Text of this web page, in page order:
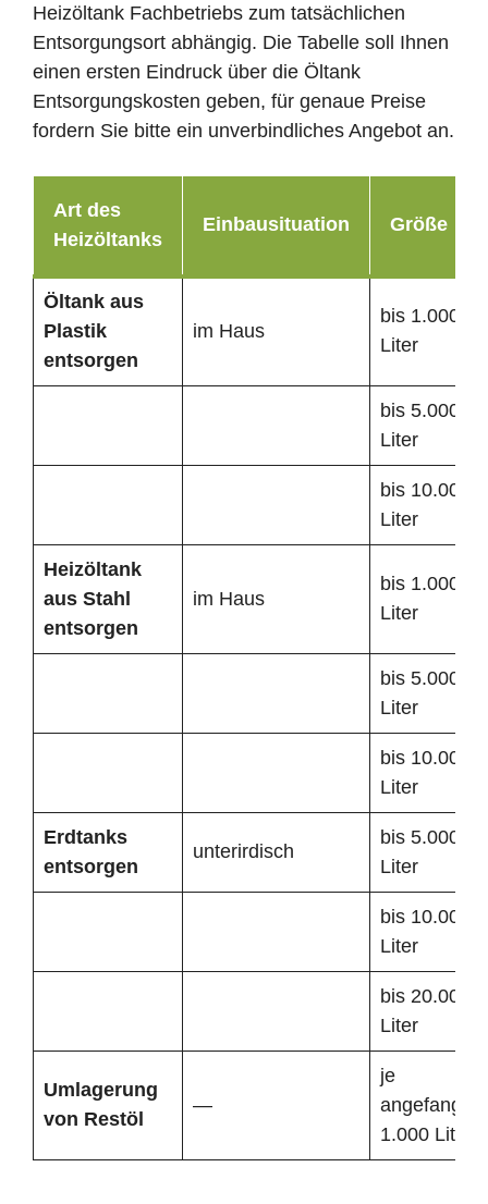
Heizöltank Fachbetriebs zum tatsächlichen
Entsorgungsort abhängig. Die Tabelle soll Ihnen
einen ersten Eindruck über die Öltank
Entsorgungskosten geben, für genaue Preise
fordern Sie bitte ein unverbindliches Angebot an.
Art des
Heizöltanks
Einbausituation Größe
Öltank aus
Plastik
entsorgen
im Haus
bis 1.000
Liter
bis 5.000
Liter
bis 10.000
Liter
Heizöltank
aus Stahl
entsorgen
im Haus
bis 1.000
Liter
bis 5.000
Liter
bis 10.000
Liter
Erdtanks
entsorgen
unterirdisch
bis 5.000
Liter
bis 10.000
Liter
bis 20.000
Liter
Umlagerung
von Restöl
—
je
1.000 Liter